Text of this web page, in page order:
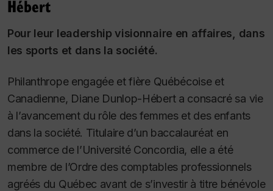
Hébert
Pour leur leadership visionnaire en affaires, dans
les sports et dans la société.
Philanthrope engagée et fière Québécoise et
Canadienne, Diane Dunlop-Hébert a consacré sa vie
à l’avancement du rôle des femmes et des enfants
dans la société. Titulaire d’un baccalauréat en
commerce de l’Université Concordia, elle a été
membre de l’Ordre des comptables professionnels
agréés du Québec avant de s’investir à titre bénévole